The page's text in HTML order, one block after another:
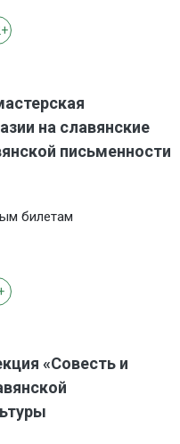
на славянские
письменности
билетам
«Совесть и